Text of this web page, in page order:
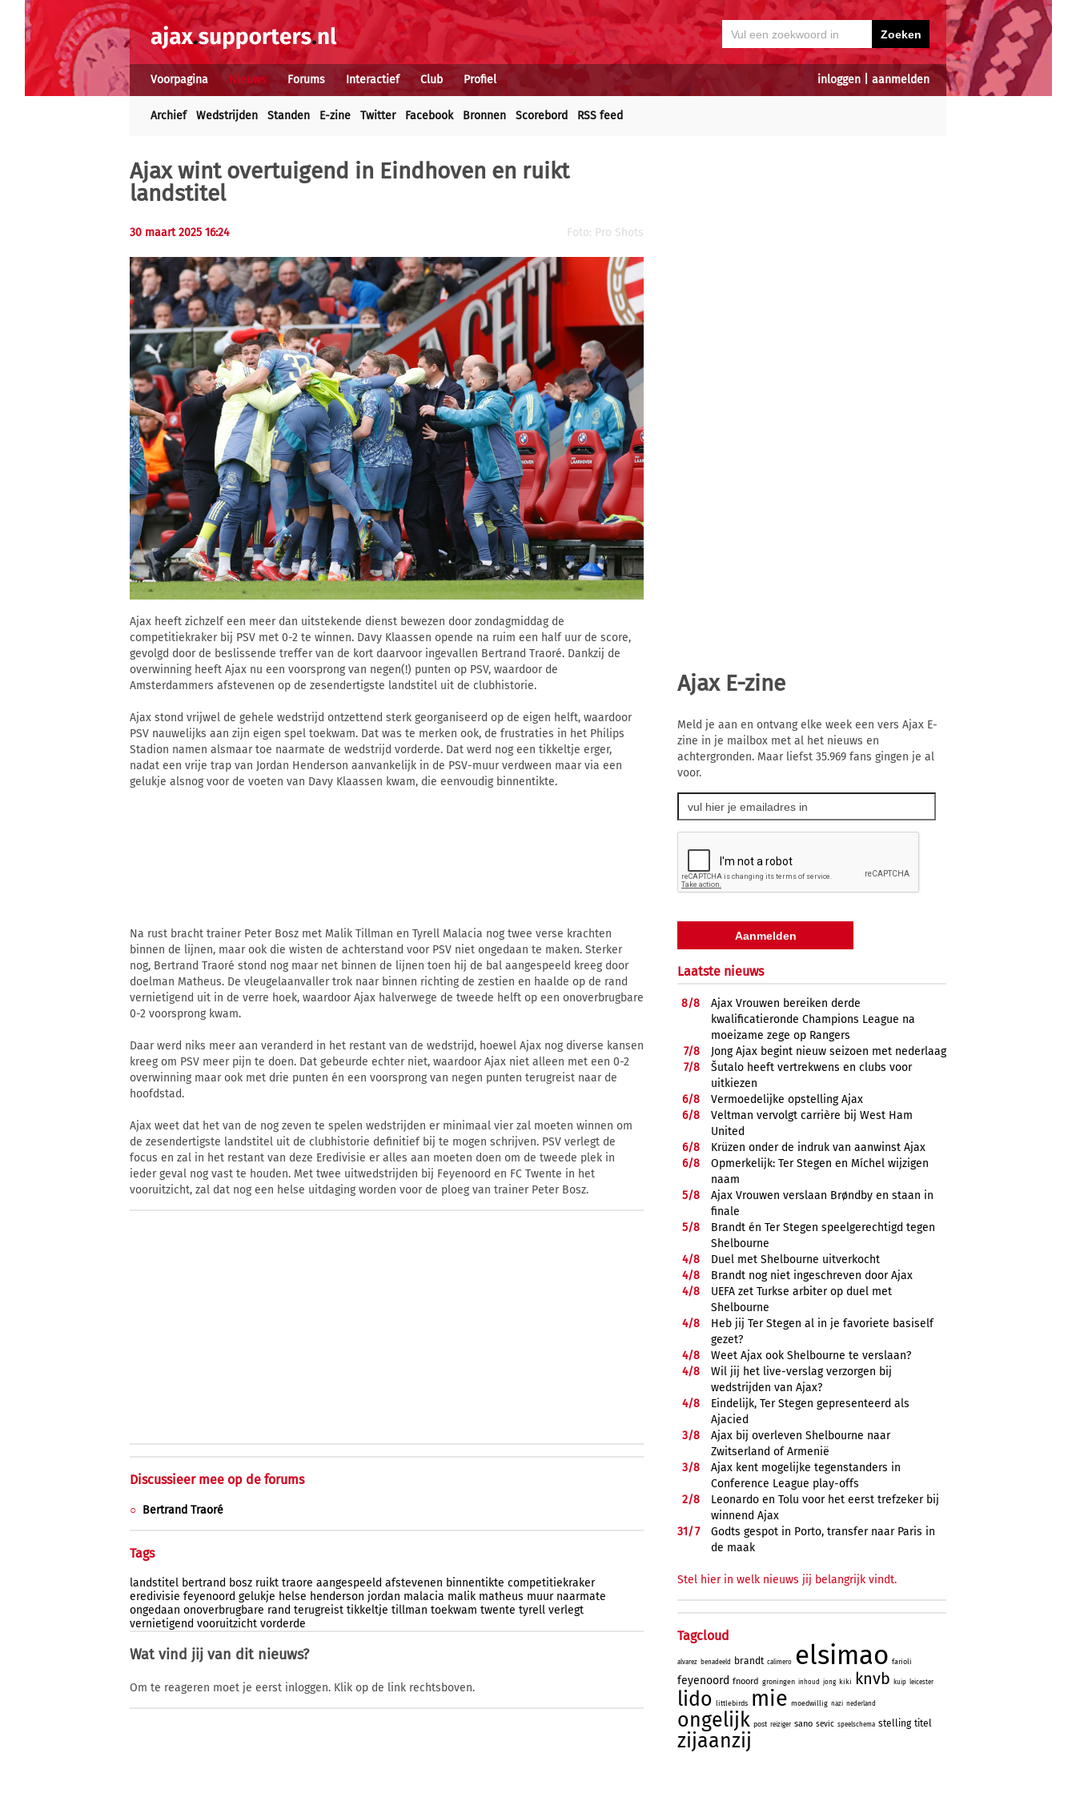
inloggen aanmelden
Voorpagina Nieuws Forums Interactief Club Profiel
Archief Wedstrijden Standen E-zine Twitter Facebook Bronnen Scorebord RSS feed
Ajax wint overtuigend in Eindhoven en ruikt
landstitel
30 maart 2025 16:24 Foto: Pro Shots
Ajax heeft zichzelf een meer dan uitstekende dienst bewezen door zondagmiddag de
competitiekraker bij PSV met 0-2 te winnen. Davy Klaassen opende na ruim een half uur de score,
gevolgd door de beslissende treffer van de kort daarvoor ingevallen Bertrand Traoré. Dankzij de
overwinning heeft Ajax nu een voorsprong van negen(!) punten op PSV, waardoor de
Amsterdammers afstevenen op de zesendertigste landstitel uit de clubhistorie.
Ajax stond vrijwel de gehele wedstrijd ontzettend sterk georganiseerd op de eigen helft, waardoor
PSV nauwelijks aan zijn eigen spel toekwam. Dat was te merken ook, de frustraties in het Philips
Stadion namen alsmaar toe naarmate de wedstrijd vorderde. Dat werd nog een tikkeltje erger,
nadat een vrije trap van Jordan Henderson aanvankelijk in de PSV-muur verdween maar via een
gelukje alsnog voor de voeten van Davy Klaassen kwam, die eenvoudig binnentikte.
Na rust bracht trainer Peter Bosz met Malik Tillman en Tyrell Malacia nog twee verse krachten
binnen de lijnen, maar ook die wisten de achterstand voor PSV niet ongedaan te maken. Sterker
nog, Bertrand Traoré stond nog maar net binnen de lijnen toen hij de bal aangespeeld kreeg door
doelman Matheus. De vleugelaanvaller trok naar binnen richting de zestien en haalde op de rand
vernietigend uit in de verre hoek, waardoor Ajax halverwege de tweede helft op een onoverbrugbare
0-2 voorsprong kwam.
Daar werd niks meer aan veranderd in het restant van de wedstrijd, hoewel Ajax nog diverse kansen
kreeg om PSV meer pijn te doen. Dat gebeurde echter niet, waardoor Ajax niet alleen met een 0-2
overwinning maar ook met drie punten én een voorsprong van negen punten terugreist naar de
hoofdstad.
Ajax weet dat het van de nog zeven te spelen wedstrijden er minimaal vier zal moeten winnen om
de zesendertigste landstitel uit de clubhistorie definitief bij te mogen schrijven. PSV verlegt de
focus en zal in het restant van deze Eredivisie er alles aan moeten doen om de tweede plek in
ieder geval nog vast te houden. Met twee uitwedstrijden bij Feyenoord en FC Twente in het
vooruitzicht, zal dat nog een helse uitdaging worden voor de ploeg van trainer Peter Bosz.
Discussieer mee op de forums
Bertrand Traoré
Tags
landstitel bertrand bosz ruikt traore aangespeeld afstevenen binnentikte competitiekraker
eredivisie feyenoord gelukje helse henderson jordan malacia malik matheus muur naarmate
ongedaan onoverbrugbare rand terugreist tikkeltje tillman toekwam twente tyrell verlegt
vernietigend vooruitzicht vorderde
Wat vind jij van dit nieuws?
Om te reageren moet je eerst inloggen. Klik op de link rechtsboven.
Ajax E-zine
Meld je aan en ontvang elke week een vers Ajax E-
zine in je mailbox met al het nieuws en
achtergronden. Maar liefst 35.969 fans gingen je al
voor.
Laatste nieuws
8/8
Ajax Vrouwen bereiken derde
kwalificatieronde Champions League na
moeizame zege op Rangers
7/8
Jong Ajax begint nieuw seizoen met nederlaag
7/8
Šutalo heeft vertrekwens en clubs voor
uitkiezen
6/8
Vermoedelijke opstelling Ajax
6/8
Veltman vervolgt carrière bij West Ham
United
6/8
Krüzen onder de indruk van aanwinst Ajax
6/8
Opmerkelijk: Ter Stegen en Míchel wijzigen
naam
5/8
Ajax Vrouwen verslaan Brøndby en staan in
finale
5/8
Brandt én Ter Stegen speelgerechtigd tegen
Shelbourne
4/8
Duel met Shelbourne uitverkocht
4/8
Brandt nog niet ingeschreven door Ajax
4/8
UEFA zet Turkse arbiter op duel met
Shelbourne
4/8
Heb jij Ter Stegen al in je favoriete basiself
gezet?
4/8
Weet Ajax ook Shelbourne te verslaan?
4/8
Wil jij het live-verslag verzorgen bij
wedstrijden van Ajax?
4/8
Eindelijk, Ter Stegen gepresenteerd als
Ajacied
3/8
Ajax bij overleven Shelbourne naar
Zwitserland of Armenië
3/8
Ajax kent mogelijke tegenstanders in
Conference League play-offs
2/8
Leonardo en Tolu voor het eerst trefzeker bij
winnend Ajax
31/7
Godts gespot in Porto, transfer naar Paris in
de maak
Stel hier in welk nieuws jij belangrijk vindt.
Tagcloud
alvarez benadeeld brandt calimero elsimao farioli
feyenoord fnoord groningen inhoud jong kiki knvb kuip leicester
lido littlebirds mie moedwillig nazi nederland
ongelijk post reiziger sano sevic speelschema stelling titel
zijaanzij